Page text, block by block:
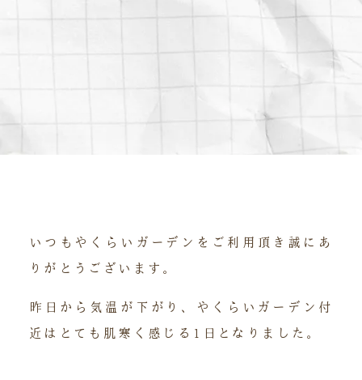
いつもやくらいガーデンをご利用頂き誠にあ
りがとうございます。
昨日から気温が下がり、やくらいガーデン付
近はとても肌寒く感じる1日となりました。